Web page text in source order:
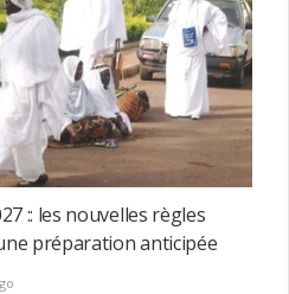
:: les nouvelles règles
préparation anticipée